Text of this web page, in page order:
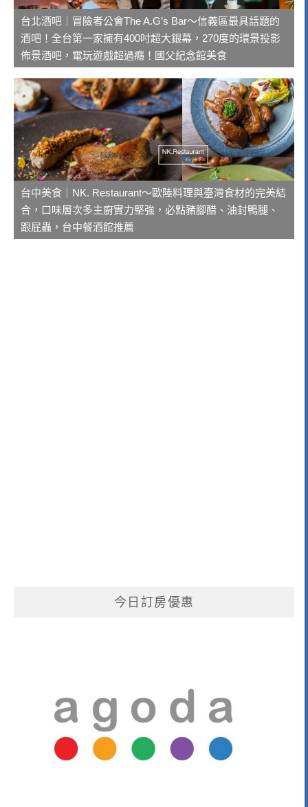
台北酒吧｜冒險者公會The A.G’s Bar～信義區最具話題的
酒吧！全台第一家擁有400吋超大銀幕，270度的環景投影
佈景酒吧，電玩遊戲超過癮！國父紀念館美食
台中美食｜NK. Restaurant～歐陸料理與臺灣食材的完美結
合，口味層次多主廚實力堅強，必點豬腳醋、油封鴨腿、
跟屁蟲，台中餐酒館推薦
今日訂房優惠